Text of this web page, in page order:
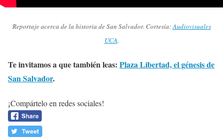
Reportaje acerca de la historia de San Salvador. Cortesía:Audiovisuales
UCA.
Te invitamos a que también leas: Plaza Libertad, el génesis de
San Salvador.
¡Compártelo en redes sociales!